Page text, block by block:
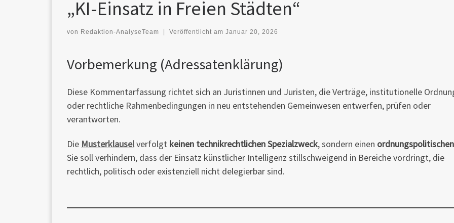
„KI-Einsatz in Freien Städten“
von Redaktion-AnalyseTeam Veröffentlicht am Januar 20, 2026
Vorbemerkung (Adressatenklärung)
Diese Kommentarfassung richtet sich an Juristinnen und Juristen, die Verträge, institutionelle
oder rechtliche Rahmenbedingungen in neu entstehenden Gemeinwesen entwerfen, prüfen oder
verantworten.
Die Musterklauselverfolgt keinen technikrechtlichen Spezialzweck, sondern einen ordnungspolitischen
Sie soll verhindern, dass der Einsatz künstlicher Intelligenz stillschweigend in Bereiche vordringt, die
rechtlich, politisch oder existenziell nicht delegierbar sind.